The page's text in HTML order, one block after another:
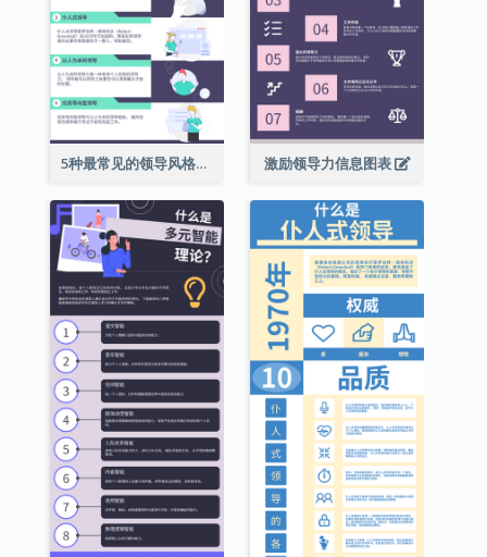
5种最常见的领导风格信息图表 激励领导力信息图表